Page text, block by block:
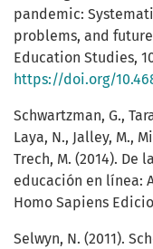
pandemic:
problems, and
Education Studies,
https://doi.org/
Schwartzman, G.,
Laya, N., Jalley, M.,
Trech, M. (2014). De
educación en línea:
Homo Sapiens
Selwyn, N. (2011).